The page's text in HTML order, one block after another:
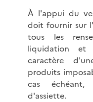
À l'appui du
doit fournir sur
tous les
liquidation et
caractère
produits
cas échéant,
d'assiette.